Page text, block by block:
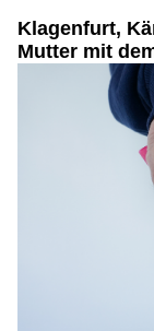
Klagenfurt,
Mutter mit